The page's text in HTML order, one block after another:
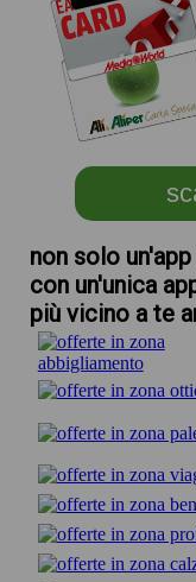
non solo
con un'unica
più vicino a te